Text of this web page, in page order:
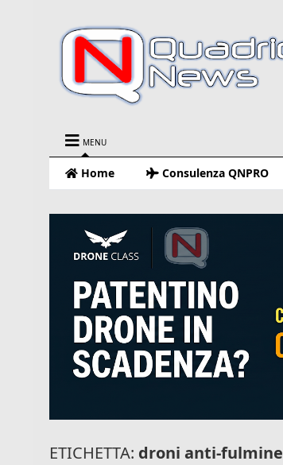
MENU
Home Consulenza QNPRO
ETICHETTA: droni anti-fulmine